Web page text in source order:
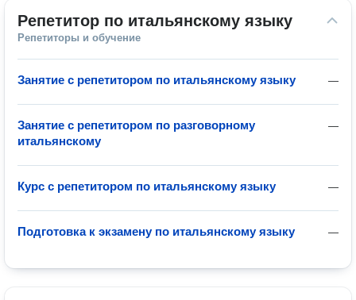
Репетитор по итальянскому языку
Репетиторы и обучение
—
Занятие с репетитором по итальянскому языку
—
Занятие с репетитором по разговорному
итальянскому
—
Курс с репетитором по итальянскому языку
—
Подготовка к экзамену по итальянскому языку